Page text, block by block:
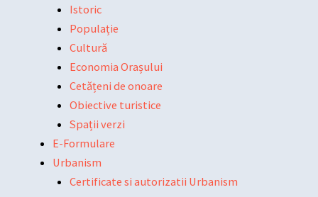
Istoric
Populație
Cultură
Economia Orașului
Cetățeni de onoare
Obiective turistice
Spații verzi
E-Formulare
Urbanism
Certificate si autorizatii Urbanism